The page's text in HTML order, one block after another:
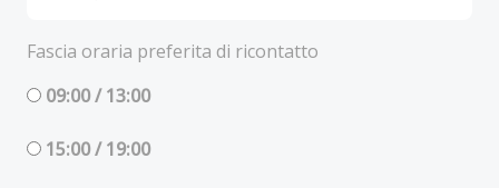
Fascia oraria preferita di ricontatto
09:00 / 13:00
15:00 / 19:00